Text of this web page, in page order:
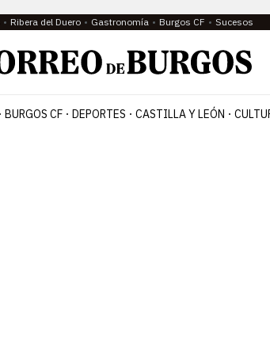
Ribera del Duero Gastronomía Burgos CF Sucesos
BURGOS CF DEPORTES CASTILLA Y LEÓN